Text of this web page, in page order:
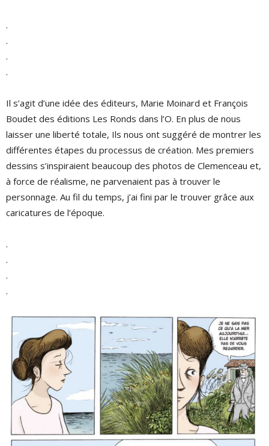
.
.
.
.
Il s’agit d’une idée des éditeurs, Marie Moinard et François
Boudet des éditions Les Ronds dans l’O. En plus de nous
laisser une liberté totale, Ils nous ont suggéré de montrer les
différentes étapes du processus de création. Mes premiers
dessins s’inspiraient beaucoup des photos de Clemenceau et,
à force de réalisme, ne parvenaient pas à trouver le
personnage. Au fil du temps, j’ai fini par le trouver grâce aux
caricatures de l’époque.
.
.
.
.